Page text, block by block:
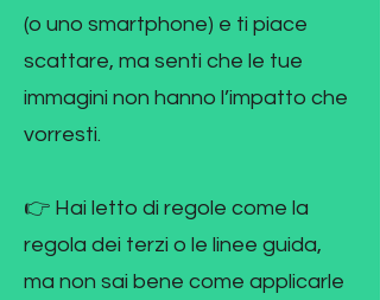
(o uno smartphone) e ti piace
scattare, ma senti che le tue
immagini non hanno l’impatto che
vorresti.
👉 Hai letto di regole come la
regola dei terzi o le linee guida,
ma non sai bene come applicarle